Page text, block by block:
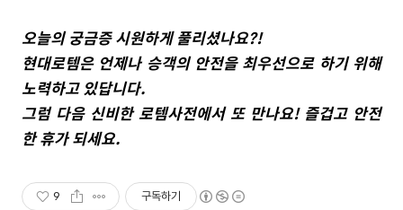
오늘의 궁금증 시원하게 풀리셨나요?!
현대로템은 언제나 승객의 안전을 최우선으로 하기 위해
노력하고 있답니다.
그럼 다음 신비한 로템사전에서 또 만나요! 즐겁고 안전
한 휴가 되세요.
9 구독하기